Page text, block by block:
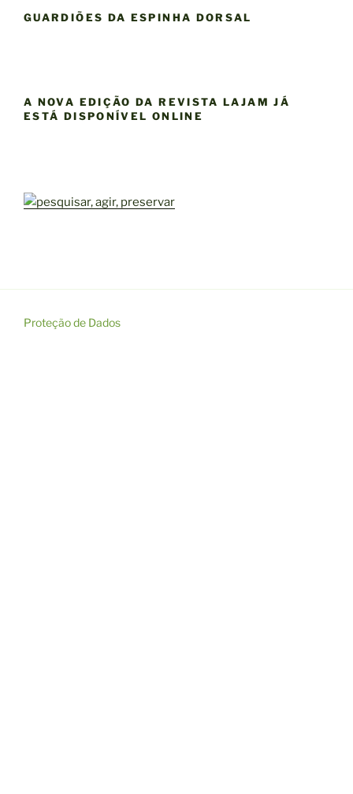
GUARDIÕES DA ESPINHA DORSAL
A NOVA EDIÇÃO DA REVISTA LAJAM JÁ
ESTÁ DISPONÍVEL ONLINE
Proteção de Dados